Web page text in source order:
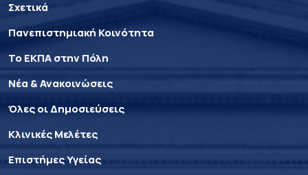
Σχετικά
Πανεπιστημιακή Κοινότητα
Το ΕΚΠΑ στην Πόλη
Νέα & Ανακοινώσεις
Όλες οι Δημοσιεύσεις
Κλινικές Μελέτες
Επιστήμες Υγείας